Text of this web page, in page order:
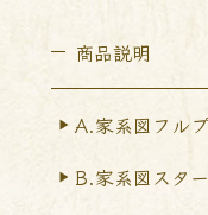
商品説明
A.家系図フル
B.家系図スタ